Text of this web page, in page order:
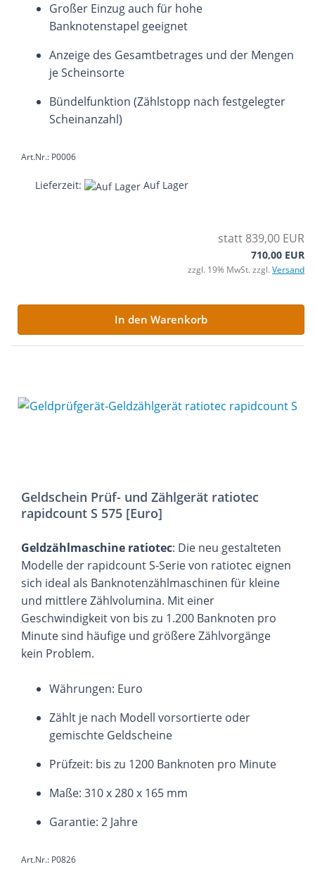
Großer Einzug auch für hohe
Banknotenstapel geeignet
Anzeige des Gesamtbetrages und der Mengen
je Scheinsorte
Bündelfunktion (Zählstopp nach festgelegter
Scheinanzahl)
Art.Nr.: P0006
Lieferzeit: Auf Lager
statt 839,00 EUR
710,00 EUR
zzgl. 19% MwSt. zzgl. Versand
In den Warenkorb
Geldschein Prüf- und Zählgerät ratiotec
rapidcount S 575 [Euro]
Geldzählmaschine ratiotec: Die neu gestalteten
Modelle der rapidcount S-Serie von ratiotec eignen
sich ideal als Banknotenzählmaschinen für kleine
und mittlere Zählvolumina. Mit einer
Geschwindigkeit von bis zu 1.200 Banknoten pro
Minute sind häufige und größere Zählvorgänge
kein Problem.
Währungen: Euro
Zählt je nach Modell vorsortierte oder
gemischte Geldscheine
Prüfzeit: bis zu 1200 Banknoten pro Minute
Maße: 310 x 280 x 165 mm
Garantie: 2 Jahre
Art.Nr.: P0826